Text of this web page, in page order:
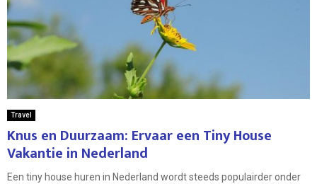
Travel
Knus en Duurzaam: Ervaar een Tiny House
Vakantie in Nederland
Een tiny house huren in Nederland wordt steeds populairder onder